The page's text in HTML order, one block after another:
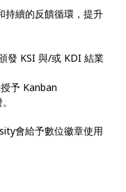
持續的反饋循環，提升
發 KSI 與/或 KDI 結業
予 Kanban
。
會給予數位徽章使用